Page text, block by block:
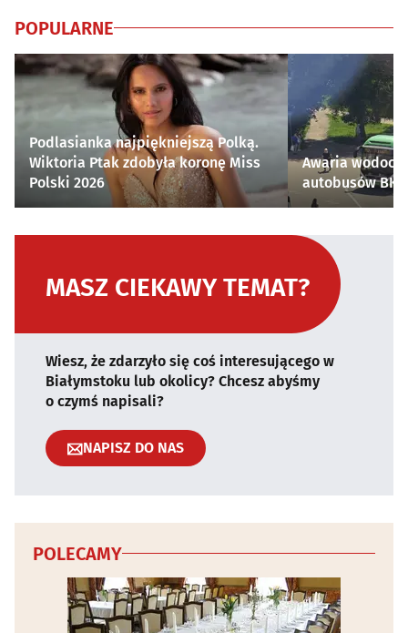
POPULARNE
Podlasianka najpiękniejszą Polką.
Wiktoria Ptak zdobyła koronę Miss
Polski 2026
Awaria
autobusów
MASZ CIEKAWY TEMAT?
Wiesz, że zdarzyło się coś interesującego w
Białymstoku lub okolicy? Chcesz abyśmy
o czymś napisali?
NAPISZ DO NAS
POLECAMY